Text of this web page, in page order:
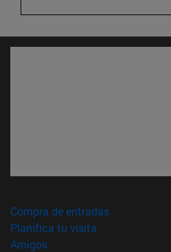
Compra de entradas(abre en
Planifica tu visita
Amigos(abre en nueva ventana)